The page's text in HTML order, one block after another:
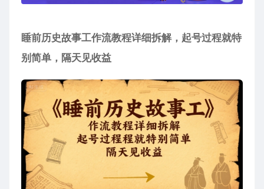
睡前历史故事工作流教程详细拆解，起号过程就特
别简单，隔天见收益